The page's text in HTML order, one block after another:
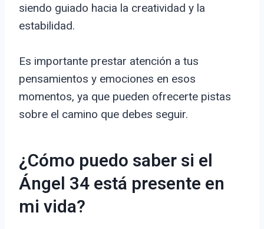
siendo guiado hacia la creatividad y la
estabilidad.
Es importante prestar atención a tus
pensamientos y emociones en esos
momentos, ya que pueden ofrecerte pistas
sobre el camino que debes seguir.
¿Cómo puedo saber si el
Ángel 34 está presente en
mi vida?